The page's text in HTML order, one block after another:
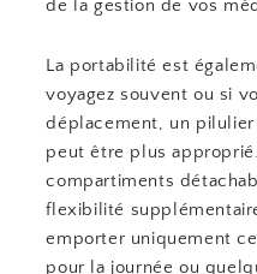
de la gestion de vos
La portabilité est
voyagez souvent ou si
déplacement, un
peut être plus
compartiments
flexibilité
emporter uniquement
pour la journée ou